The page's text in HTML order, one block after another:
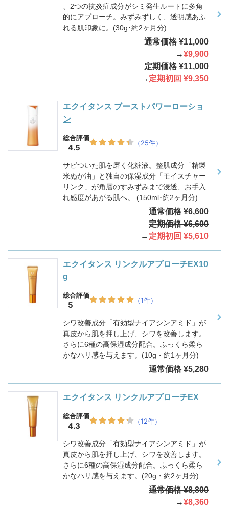
、2つの抗炎症成分がシミ発生ルートに多角
的にアプローチ。みずみずしく、透明感あふ
れる肌印象に。(30g･約2ヶ月分)
通常価格 ¥11,000
→¥9,900
定期価格 ¥11,000
→ 定期初回 ¥9,350
エクイタンス ブーストパワーローショ
ン
サビついた肌を磨く化粧液。整肌成分「精製
米ぬか油」と独自の保湿成分「モイスチャー
リンク」が角層のすみずみまで浸透、お手入
れ感度があがる肌へ。 (150ml･約2ヶ月分)
通常価格 ¥6,600
定期価格 ¥6,600
→ 定期初回 ¥5,610
エクイタンス リンクルアプローチEX10
g
シワ改善成分「有効型ナイアシンアミド」が
真皮から肌を押し上げ、シワを改善します。
さらに6種の高保湿成分配合。ふっくら柔ら
かなハリ感を与えます。(10g・約1ヶ月分)
通常価格 ¥5,280
エクイタンス リンクルアプローチEX
シワ改善成分「有効型ナイアシンアミド」が
真皮から肌を押し上げ、シワを改善します。
さらに6種の高保湿成分配合。ふっくら柔ら
かなハリ感を与えます。(20g・約2ヶ月分)
通常価格 ¥8,800
→¥8,360